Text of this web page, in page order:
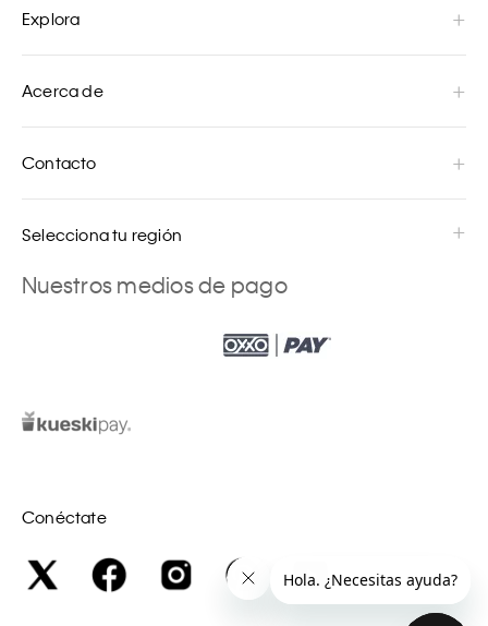
Explora
Acerca de
Contacto
Selecciona tu región
Nuestros medios de pago
Conéctate